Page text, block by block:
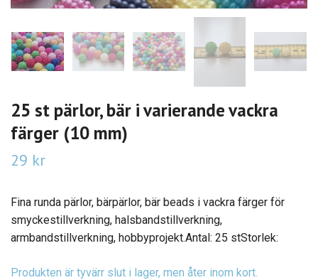
25 st pärlor, bär i varierande vackra
färger (10 mm)
29 kr
Fina runda pärlor, bärpärlor, bär beads i vackra färger för
smyckestillverkning, halsbandstillverkning,
armbandstillverkning, hobbyprojekt.Antal: 25 stStorlek:
Produkten är tyvärr slut i lager, men åter inom kort.